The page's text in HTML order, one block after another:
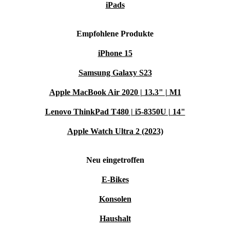
iPads
Empfohlene Produkte
iPhone 15
Samsung Galaxy S23
Apple MacBook Air 2020 | 13.3" | M1
Lenovo ThinkPad T480 | i5-8350U | 14"
Apple Watch Ultra 2 (2023)
Neu eingetroffen
E-Bikes
Konsolen
Haushalt